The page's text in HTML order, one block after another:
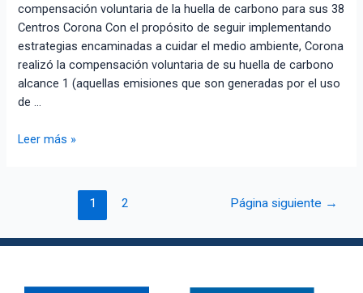
compensación voluntaria de la huella de carbono para sus 38
Centros Corona Con el propósito de seguir implementando
estrategias encaminadas a cuidar el medio ambiente, Corona
realizó la compensación voluntaria de su huella de carbono
alcance 1 (aquellas emisiones que son generadas por el uso
de …
Leer más »
1 2 Página siguiente →